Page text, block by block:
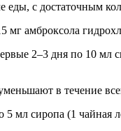
с достаточным
мг амброксола
2–3 дня по 10 мл
в течение
5 мл сиропа (1 чайная